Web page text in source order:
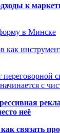
к
в Минске
как
с
неё
связать